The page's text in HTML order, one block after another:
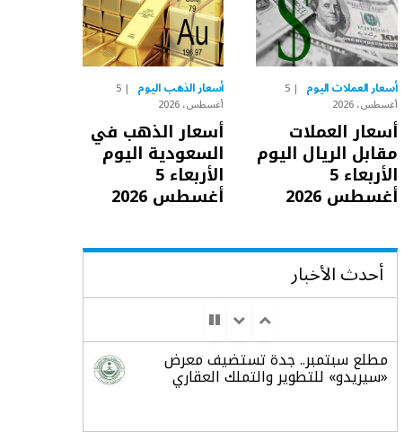
أسعار العملات اليوم 5
أغسطس، 2026
أسعار العملات
مقابل الريال اليوم
الأربعاء 5
أغسطس 2026
أسعار الذهب اليوم 5
أغسطس، 2026
أسعار الذهب في
السعودية اليوم
الأربعاء 5
أغسطس 2026
أحدث الأخبار
مطلع سبتمبر.. جدة تستضيف معرض
«سيريدو» للتطوير والتملك العقاري